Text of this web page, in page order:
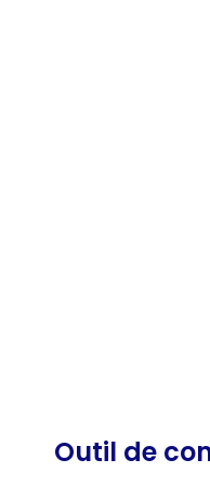
Outil de